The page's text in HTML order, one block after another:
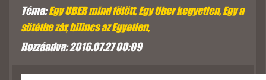
Téma:Egy UBER mind fölött, Egy Uber kegyetlen, Egy a
sötétbe zár, bilincs az Egyetlen,
Hozzáadva: 2016.07.27 00:09